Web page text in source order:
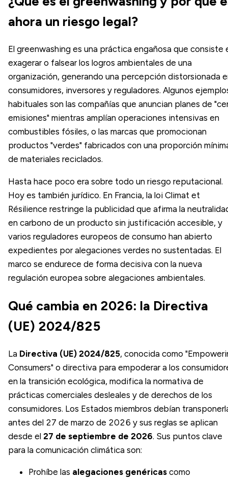
ahora un riesgo legal?
El greenwashing es una práctica engañosa que consiste
exagerar o falsear los logros ambientales de una
organización, generando una percepción distorsionada
consumidores, inversores y reguladores. Algunos
habituales son las compañías que anuncian planes de
emisiones" mientras amplían operaciones intensivas en
combustibles fósiles, o las marcas que promocionan
productos "verdes" fabricados con una proporción
de materiales reciclados.
Hasta hace poco era sobre todo un riesgo reputacional.
Hoy es también jurídico. En Francia, la loi Climat et
Résilience restringe la publicidad que afirma la
en carbono de un producto sin justificación accesible, y
varios reguladores europeos de consumo han abierto
expedientes por alegaciones verdes no sustentadas. El
marco se endurece de forma decisiva con la nueva
regulación europea sobre alegaciones ambientales.
Qué cambia en 2026: la Directiva
(UE) 2024/825
La Directiva (UE) 2024/825, conocida como
Consumers" o directiva para empoderar a los
en la transición ecológica, modifica la normativa de
prácticas comerciales desleales y de derechos de los
consumidores. Los Estados miembros debían
antes del 27 de marzo de 2026 y sus reglas se aplican
desde el 27 de septiembre de 2026. Sus puntos clave
para la comunicación climática son:
Prohíbe las alegaciones genéricas como